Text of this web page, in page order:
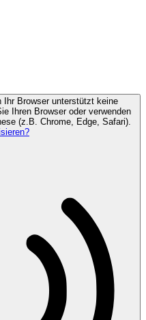
Ihr Browser unterstützt keine
Ihren Browser oder verwenden
(z.B. Chrome, Edge, Safari).